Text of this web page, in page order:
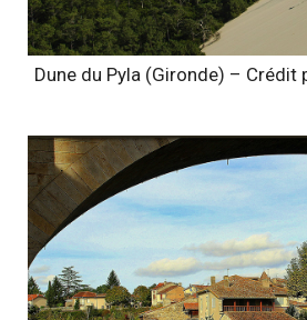
Dune du Pyla (Gironde) –